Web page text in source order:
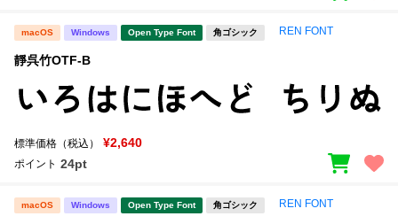
macOS Windows Open Type Font 角ゴシック REN FONT
靜呉竹OTF-B
標準価格（税込） ¥2,640
ポイント 24pt
macOS Windows Open Type Font 角ゴシック REN FONT